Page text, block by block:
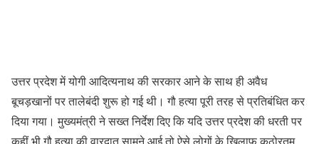
उत्तर प्रदेश में योगी आदित्यनाथ की सरकार आने के साथ ही अवैध
बूचड़खानों पर तालेबंदी शुरू हो गई थी। गौ हत्या पूरी तरह से प्रतिबंधित कर
दिया गया। मुख्यमंत्री ने सख्त निर्देश दिए कि यदि उत्तर प्रदेश की धरती पर
कहीं भी गौ हत्या की वारदात सामने आई तो ऐसे लोगों के खिलाफ कठोरतम